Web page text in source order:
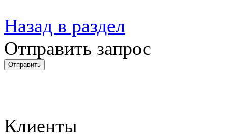
Назад в раздел
Отправить запрос
Клиенты